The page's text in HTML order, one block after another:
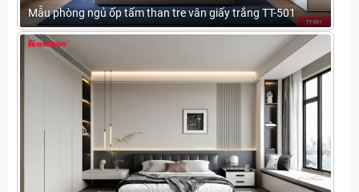
Mẫu phòng ngủ ốp tấm than tre vân giấy trắng TT-501